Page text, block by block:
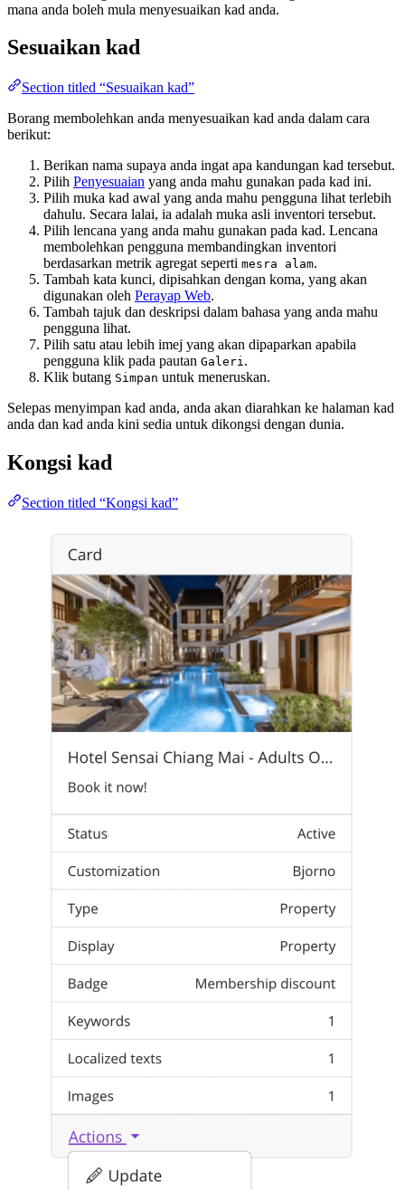
mana anda boleh mula menyesuaikan kad anda.
Sesuaikan kad
Section titled “Sesuaikan kad”
Borang membolehkan anda menyesuaikan kad anda dalam cara
berikut:
Berikan nama supaya anda ingat apa kandungan kad tersebut.
Pilih Penyesuaian yang anda mahu gunakan pada kad ini.
Pilih muka kad awal yang anda mahu pengguna lihat terlebih
dahulu. Secara lalai, ia adalah muka asli inventori tersebut.
Pilih lencana yang anda mahu gunakan pada kad. Lencana
membolehkan pengguna membandingkan inventori
berdasarkan metrik agregat seperti mesra alam.
Tambah kata kunci, dipisahkan dengan koma, yang akan
digunakan oleh Perayap Web.
Tambah tajuk dan deskripsi dalam bahasa yang anda mahu
pengguna lihat.
Pilih satu atau lebih imej yang akan dipaparkan apabila
pengguna klik pada pautan Galeri.
Klik butang Simpan untuk meneruskan.
Selepas menyimpan kad anda, anda akan diarahkan ke halaman kad
anda dan kad anda kini sedia untuk dikongsi dengan dunia.
Kongsi kad
Section titled “Kongsi kad”